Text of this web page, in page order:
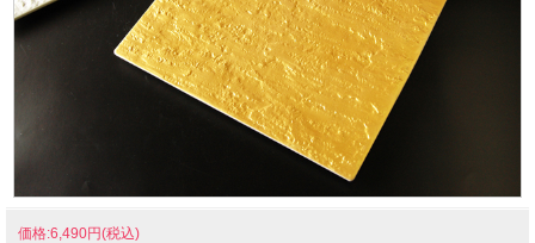
価格:6,490円(税込)